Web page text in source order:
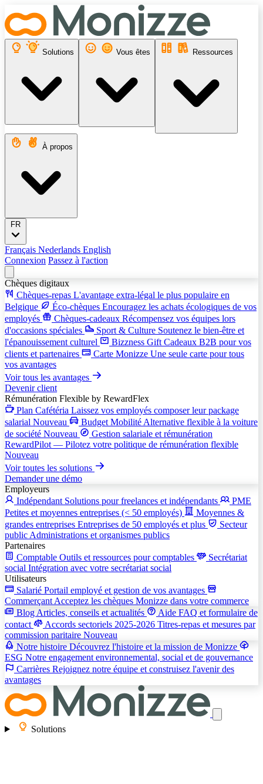
Solutions Vous êtes Ressources
À propos
Français Nederlands English
Connexion Passez à l'action
Chèques digitaux
Chèques-repas L'avantage extra-légal le plus populaire en
Belgique
Éco-chèques Encouragez les achats écologiques de vos
employés
Chèques-cadeaux Récompensez vos équipes lors
d'occasions spéciales
Sport & Culture Soutenez le bien-être et
l'épanouissement culturel
Bizzness Gift Cadeaux B2B pour vos
clients et partenaires
Carte Monizze Une seule carte pour tous
vos avantages
Voir tous les avantages
Devenir client
Rémunération Flexible by RewardFlex
Plan Cafétéria Laissez vos employés composer leur package
salarial Nouveau Budget Mobilité Alternative flexible à la voiture
de société Nouveau
Gestion salariale et rémunération
RewardPilot — Pilotez votre politique de rémunération flexible
Nouveau
Voir toutes les solutions
Demander une démo
Employeurs
Indépendant Solutions pour freelances et indépendants
PME
Petites et moyennes entreprises (< 50 employés)
Moyennes &
grandes entreprises Entreprises de 50 employés et plus
Secteur
public Administrations et organismes publics
Partenaires
Comptable Outils et ressources pour comptables
Secrétariat
social Intégration avec votre secrétariat social
Utilisateurs
Salarié Portail employé et gestion de vos avantages
Commerçant Acceptez les chèques Monizze dans votre commerce
Blog Articles, conseils et actualités Aide FAQ et formulaire de
contact
Accords sectoriels 2025-2026 Titres-repas et mesures par
commission paritaire Nouveau
Notre histoire Découvrez l'histoire et la mission de Monizze
ESG Notre engagement environnemental, social et de gouvernance
Carrières Rejoignez notre équipe et construisez l'avenir des
avantages
Solutions